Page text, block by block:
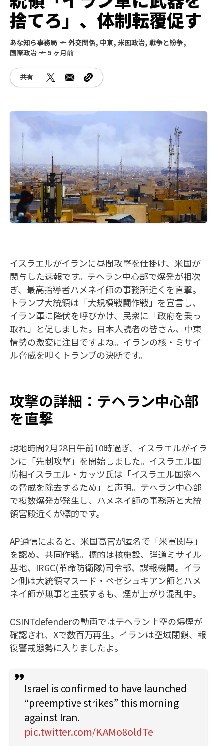
捨てろ」、体制転覆促す
あな知ら事務局 外交関係, 中東, 米国政治, 戦争と紛争,
国際政治
5 ヶ月前
共有
イスラエルがイランに昼間攻撃を仕掛け、米国が
関与した速報です。テヘラン中心部で爆発が相次
ぎ、最高指導者ハメネイ師の事務所近くを直撃。
トランプ大統領は「大規模戦闘作戦」を宣言し、
イラン軍に降伏を呼びかけ、民衆に「政府を乗っ
取れ」と促しました。日本人読者の皆さん、中東
情勢の激変に注目ですよね。イランの核・ミサイ
ル脅威を叩くトランプの決断です。
攻撃の詳細：テヘラン中心部
を直撃
現地時間2月28日午前10時過ぎ、イスラエルがイラ
ンに「先制攻撃」を開始しました。イスラエル国
防相イスラエル・カッツ氏は「イスラエル国家へ
の脅威を除去するため」と声明。テヘラン中心部
で複数爆発が発生し、ハメネイ師の事務所と大統
領宮殿近くが標的です。
AP通信によると、米国高官が匿名で「米軍関与」
を認め、共同作戦。標的は核施設、弾道ミサイル
基地、IRGC(革命防衛隊)司令部、諜報機関。イラ
ン側は大統領マスード・ペゼシュキアン師とハメ
ネイ師が無事と主張するも、煙が上がり混乱中。
OSINTdefenderの動画ではテヘラン上空の爆煙が
確認され、Xで数百万再生。イランは空域閉鎖、報
復警戒態勢に入りましたよ。
Israel is confirmed to have launched
“preemptive strikes” this morning
against Iran.
pic.twitter.com/KAMo8oldTe